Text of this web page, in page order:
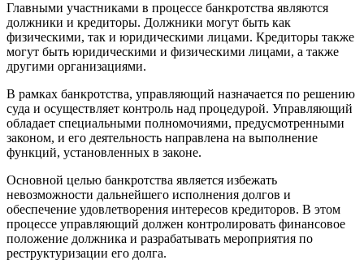
Главными участниками в процессе банкротства являются
должники и кредиторы. Должники могут быть как
физическими, так и юридическими лицами. Кредиторы также
могут быть юридическими и физическими лицами, а также
другими организациями.
В рамках банкротства, управляющий назначается по решению
суда и осуществляет контроль над процедурой. Управляющий
обладает специальными полномочиями, предусмотренными
законом, и его деятельность направлена на выполнение
функций, установленных в законе.
Основной целью банкротства является избежать
невозможности дальнейшего исполнения долгов и
обеспечение удовлетворения интересов кредиторов. В этом
процессе управляющий должен контролировать финансовое
положение должника и разрабатывать мероприятия по
реструктуризации его долга.